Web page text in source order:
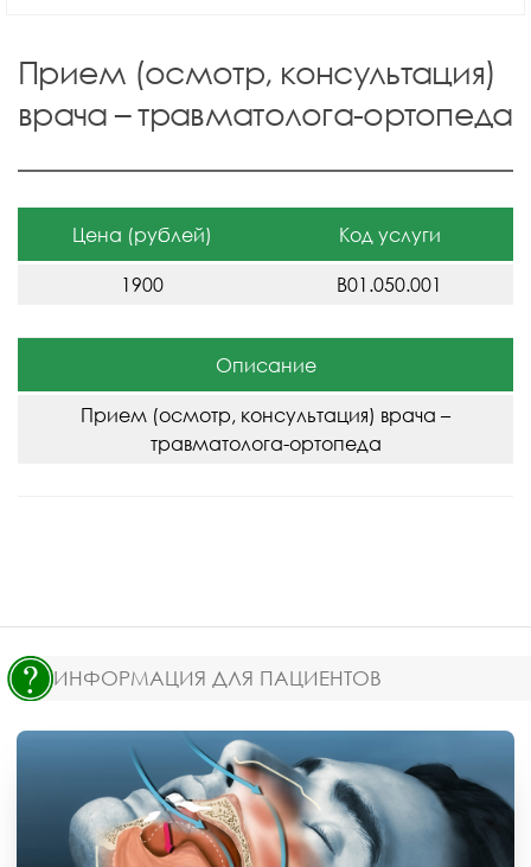
Прием (осмотр, консультация)
врача – травматолога-ортопеда
Цена (рублей) Код услуги
1900 В01.050.001
Описание
Прием (осмотр, консультация) врача –
травматолога-ортопеда
ИНФОРМАЦИЯ ДЛЯ ПАЦИЕНТОВ